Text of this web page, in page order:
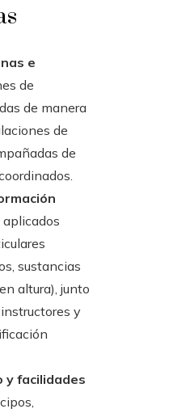
e
de
de manera
de
de
aplicados
sustancias
altura), junto
y
y facilidades